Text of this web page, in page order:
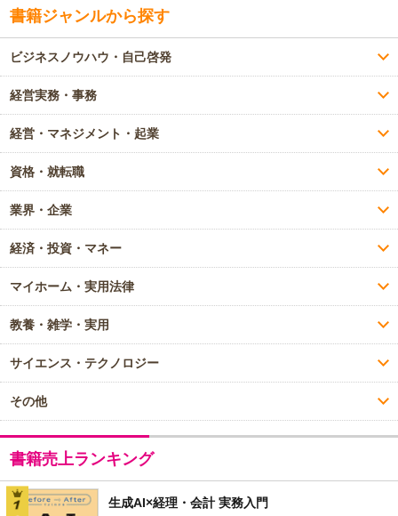
書籍ジャンルから探す
ビジネスノウハウ・自己啓発
経営実務・事務
経営・マネジメント・起業
資格・就転職
業界・企業
経済・投資・マネー
マイホーム・実用法律
教養・雑学・実用
サイエンス・テクノロジー
その他
書籍売上ランキング
生成AI×経理・会計 実務入門